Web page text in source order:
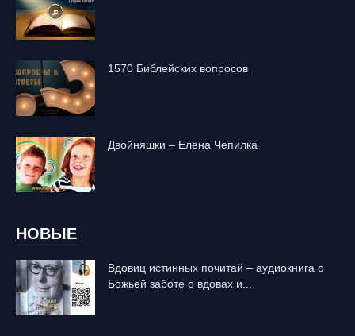
1570 Библейских вопросов
Двойняшки – Елена Чепилка
НОВЫЕ
Вдовиц истинных почитай – аудиокнига о
Божьей заботе о вдовах и...